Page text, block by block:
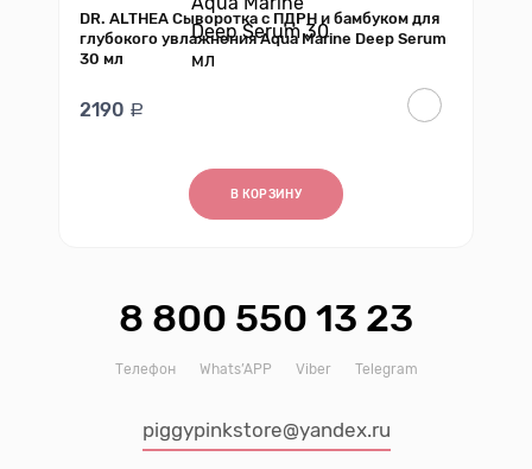
DR. ALTHEA Сыворотка с ПДРН и бамбуком для
глубокого увлажнения Aqua Marine Deep Serum
30 мл
2190
В КОРЗИНУ
8 800 550 13 23
Телефон Whats’APP Viber Telegram
piggypinkstore@yandex.ru